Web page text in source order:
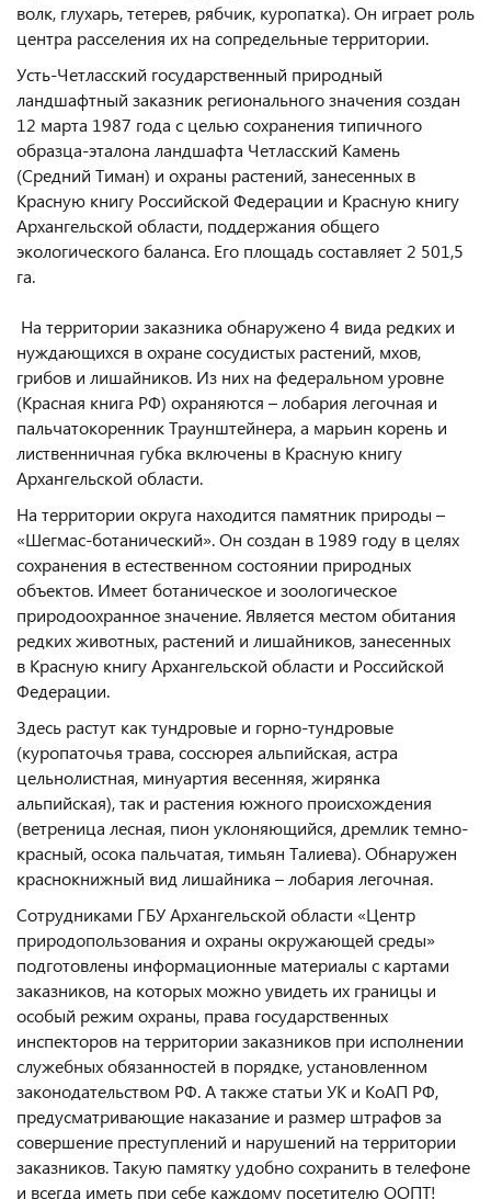
волк, глухарь, тетерев, рябчик, куропатка). Он играет роль
центра расселения их на сопредельные территории.
Усть-Четласский государственный природный
ландшафтный заказник регионального значения создан
12 марта 1987 года с целью сохранения типичного
образца-эталона ландшафта Четласский Камень
(Средний Тиман) и охраны растений, занесенных в
Красную книгу Российской Федерации и Красную книгу
Архангельской области, поддержания общего
экологического баланса. Его площадь составляет 2 501,5
га.
На территории заказника обнаружено 4 вида редких и
нуждающихся в охране сосудистых растений, мхов,
грибов и лишайников. Из них на федеральном уровне
(Красная книга РФ) охраняются – лобария легочная и
пальчатокоренник Траунштейнера, а марьин корень и
лиственничная губка включены в Красную книгу
Архангельской области.
На территории округа находится памятник природы –
«Шегмас-ботанический». Он создан в 1989 году в целях
сохранения в естественном состоянии природных
объектов. Имеет ботаническое и зоологическое
природоохранное значение. Является местом обитания
редких животных, растений и лишайников, занесенных
в Красную книгу Архангельской области и Российской
Федерации.
Здесь растут как тундровые и горно-тундровые
(куропаточья трава, соссюрея альпийская, астра
цельнолистная, минуартия весенняя, жирянка
альпийская), так и растения южного происхождения
(ветреница лесная, пион уклоняющийся, дремлик темно-
красный, осока пальчатая, тимьян Талиева). Обнаружен
краснокнижный вид лишайника – лобария легочная.
Сотрудниками ГБУ Архангельской области «Центр
природопользования и охраны окружающей среды»
подготовлены информационные материалы с картами
заказников, на которых можно увидеть их границы и
особый режим охраны, права государственных
инспекторов на территории заказников при исполнении
служебных обязанностей в порядке, установленном
законодательством РФ. А также статьи УК и КоАП РФ,
предусматривающие наказание и размер штрафов за
совершение преступлений и нарушений на территории
заказников. Такую памятку удобно сохранить в телефоне
и всегда иметь при себе каждому посетителю ООПТ!